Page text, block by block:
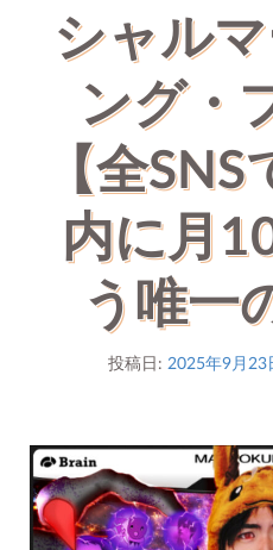
シャル
ング・
【全
内に月
う唯一
投稿日: 2025年9月23